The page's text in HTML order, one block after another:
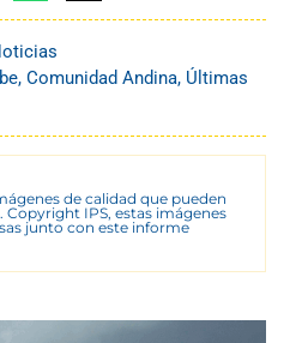
, Comunidad Andina, Últimas
de calidad que pueden
Copyright IPS, estas imágenes
junto con este informe